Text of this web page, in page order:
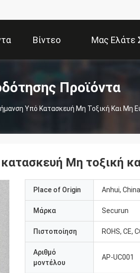
Βίντεο Μας Ελάτε
Προϊόντα
Υπό Κατασκευή Μη Τοξική Και Μη
Μη τοξική
Place of Origin Anhui, China
Μάρκα Securun
Πιστοποίηση ROHS, CE,
Αριθμό
μοντέλου
ΑΡ-UC001